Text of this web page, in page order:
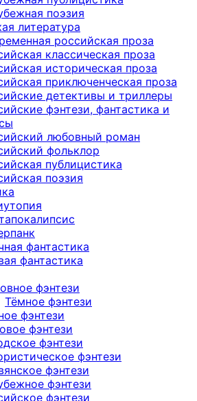
поэзия
литература
российская проза
классическая проза
историческая проза
приключенческая проза
детективы и триллеры
фэнтези, фантастика и
любовный роман
фольклор
публицистика
поэзия
фантастика
фантастика
фэнтези
Тёмное фэнтези
фэнтези
фэнтези
фэнтези
фэнтези
фэнтези
фэнтези
фэнтези